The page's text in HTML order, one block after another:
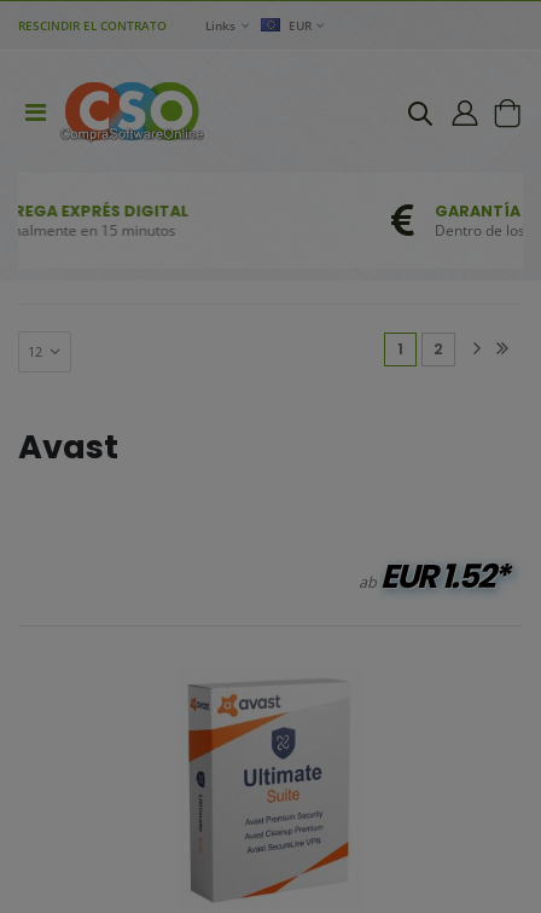
RESCINDIR EL CONTRATO Links EUR
GARANTÍA DE REEMBOLSO
Dentro de los 30 días siguientes a la compra
1 (current)
2
Avast
ab EUR1.52*